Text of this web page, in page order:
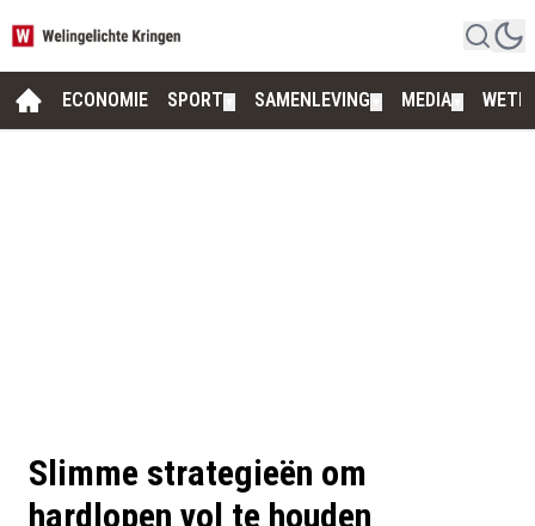
ECONOMIE SPORT SAMENLEVING MEDIA
Slimme strategieën om
hardlopen vol te houden